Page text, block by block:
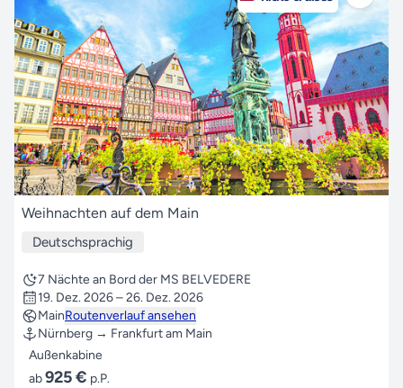
Weihnachten auf dem Main
Deutschsprachig
7 Nächte an Bord der MS BELVEDERE
19. Dez. 2026 – 26. Dez. 2026
MainRoutenverlauf ansehen
Nürnberg → Frankfurt am Main
Außenkabine
ab925 € p.P.